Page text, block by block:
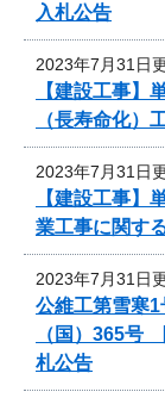
入札公告
2023年7月31日
【建設工事
（長寿命化）
2023年7月31日
【建設工事
業工事に関す
2023年7月31日
公維工第雪寒1
（国）365号
札公告